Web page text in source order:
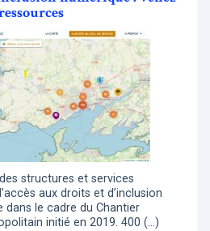
structures et services
aux droits et d’inclusion
dans le cadre du Chantier
initié en 2019. 400 (…)